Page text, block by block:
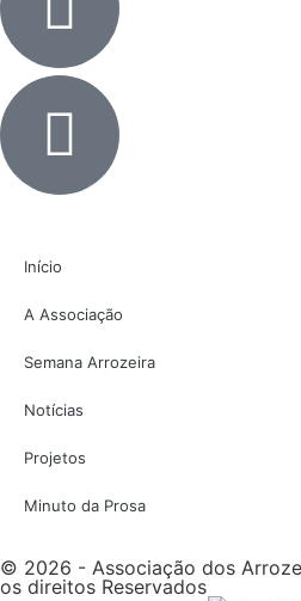
Início
A Associação
Semana Arrozeira
Notícias
Projetos
Minuto da Prosa
© 2026 - Associação dos
os direitos Reservados